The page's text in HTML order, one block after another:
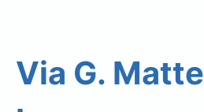
Via G.